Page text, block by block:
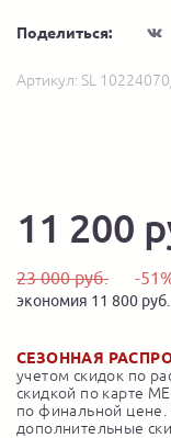
Поделиться:
Артикул: SL
11 200
23 000 руб. -
экономия 11 800 руб.
СЕЗОННАЯ
учетом скидок по
скидкой по карте
по финальной
дополнительные